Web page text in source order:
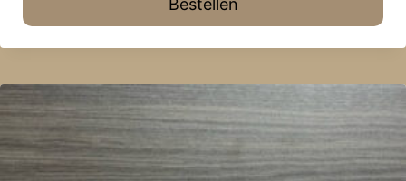
Bestellen